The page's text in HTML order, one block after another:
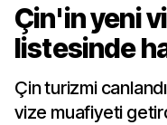
Çin'in yeni
listesinde
Çin turizmi
vize muafiyeti